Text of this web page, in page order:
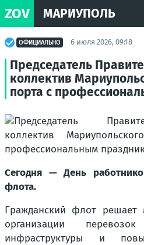
ZOV МАРИУПОЛЬ
ОФИЦИАЛЬНО 6 июля 2026, 09:18
Председатель
коллектив
порта с
Сегодня — День
флота.
Гражданский флот
организации
инфраструктуры и